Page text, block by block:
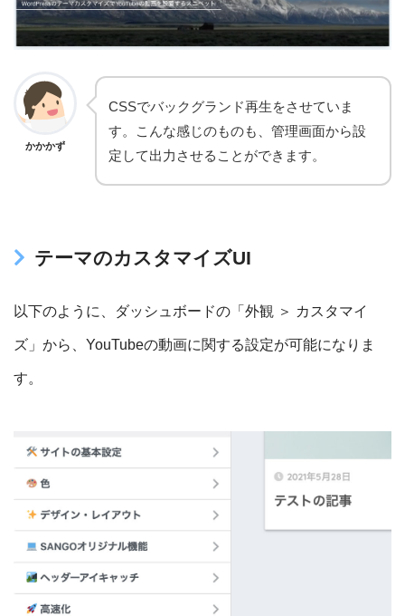
かかかず
CSSでバックグランド再生をさせていま
す。こんな感じのものも、管理画面から設
定して出力させることができます。
テーマのカスタマイズUI
以下のように、ダッシュボードの「外観 ＞ カスタマイ
ズ」から、YouTubeの動画に関する設定が可能になりま
す。